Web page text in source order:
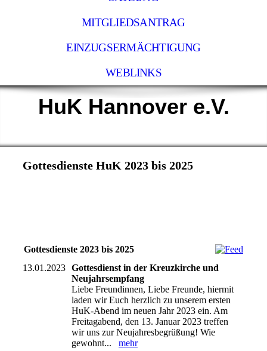
MITGLIEDSANTRAG
EINZUGSERMÄCHTIGUNG
WEBLINKS
HuK Hannover e.V.
Gottesdienste HuK 2023 bis 2025
Gottesdienste 2023 bis 2025
13.01.2023 Gottesdienst in der Kreuzkirche und
Neujahrsempfang
Liebe Freundinnen, Liebe Freunde, hiermit
laden wir Euch herzlich zu unserem ersten
HuK-Abend im neuen Jahr 2023 ein. Am
Freitagabend, den 13. Januar 2023 treffen
wir uns zur Neujahresbegrüßung! Wie
gewohnt... mehr